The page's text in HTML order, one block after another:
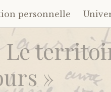
personnelle
Le
»